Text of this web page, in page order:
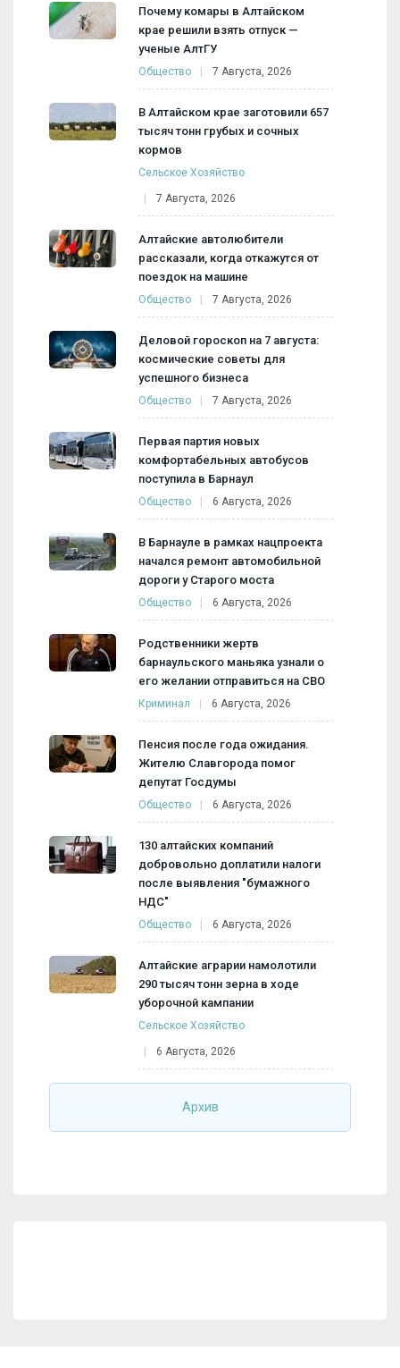
Почему комары в Алтайском
крае решили взять отпуск —
ученые АлтГУ
Общество 7 Августа, 2026
В Алтайском крае заготовили 657
тысяч тонн грубых и сочных
кормов
Сельское Хозяйство
7 Августа, 2026
Алтайские автолюбители
рассказали, когда откажутся от
поездок на машине
Общество 7 Августа, 2026
Деловой гороскоп на 7 августа:
космические советы для
успешного бизнеса
Общество 7 Августа, 2026
Первая партия новых
комфортабельных автобусов
поступила в Барнаул
Общество 6 Августа, 2026
В Барнауле в рамках нацпроекта
начался ремонт автомобильной
дороги у Старого моста
Общество 6 Августа, 2026
Родственники жертв
барнаульского маньяка узнали о
его желании отправиться на СВО
Криминал 6 Августа, 2026
Пенсия после года ожидания.
Жителю Славгорода помог
депутат Госдумы
Общество 6 Августа, 2026
130 алтайских компаний
добровольно доплатили налоги
после выявления "бумажного
НДС"
Общество 6 Августа, 2026
Алтайские аграрии намолотили
290 тысяч тонн зерна в ходе
уборочной кампании
Сельское Хозяйство
6 Августа, 2026
Архив